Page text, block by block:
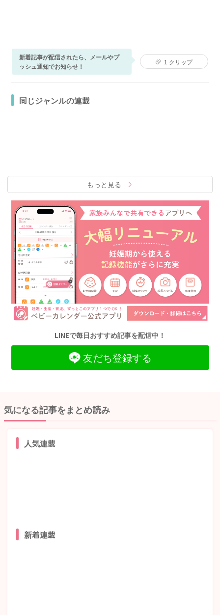
新着記事が配信されたら、メールやプ
ッシュ通知でお知らせ！
1 クリップ
同じジャンルの連載
もっと見る
LINEで毎日おすすめ記事を配信中！
友だち登録する
気になる記事をまとめ読み
人気連載
新着連載